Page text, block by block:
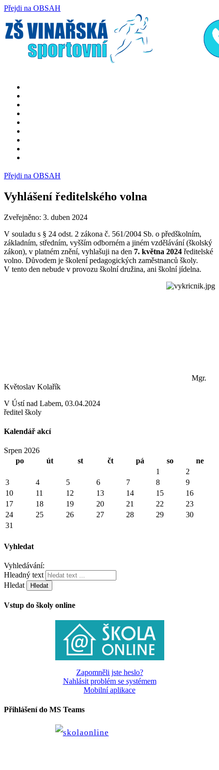
Přejdi na OBSAH
Přejdi na OBSAH
Vyhlášení ředitelského volna
Zveřejněno: 3. duben 2024
V souladu s § 24 odst. 2 zákona č. 561/2004 Sb. o předškolním,
základním, středním, vyšším odborném a jiném vzdělávání (školský
zákon), v platném znění, vyhlašuji na den 7. května 2024 ředitelské
volno. Důvodem je školení pedagogických zaměstnanců školy.
V tento den nebude v provozu školní družina, ani školní jídelna.
Mgr.
Květoslav Kolařík
V Ústí nad Labem, 03.04.2024
ředitel školy
Kalendář akcí
rok
měsíc
rok
měsíc
Srpen 2026
po
út st čt pá so
ne
1
2
3
4 5 6 7 8
9
10
11 12 13 14 15
16
17
18 19 20 21 22
23
24
25 26 27 28 29
30
31
Vyhledat
Vyhledávání:
Hleadný text
Hledat
Vstup do školy online
Zapomněli jste heslo?
Nahlásit problém se systémem
Mobilní aplikace
Přihlášení do MS Teams